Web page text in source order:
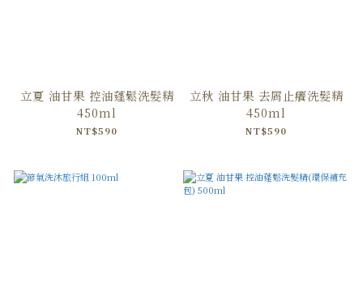
立夏 油甘果 控油蓬鬆洗髮精
450ml
NT$590
立秋 油甘果 去屑止癢洗髮精
450ml
NT$590